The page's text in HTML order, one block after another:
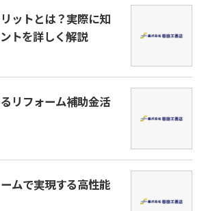
ットとは？実際に知
トを詳しく解説
リフォーム補助金活
ムで実現する高性能